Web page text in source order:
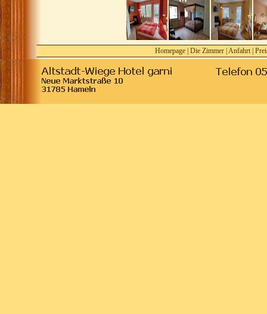
Homepage Die Zimmer Anfahrt